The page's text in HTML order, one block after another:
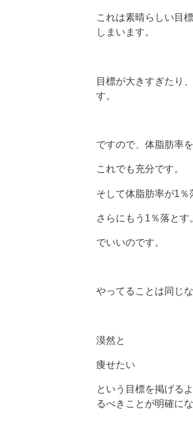
これは素晴らしい目
しまいます。
目標が大きすぎたり
す。
ですので、体脂肪率
これでも充分です。
そして体脂肪率が1
さらにもう1％落とす
でいいのです。
やってることは同じ
漠然と
痩せたい
という目標を掲げる
るべきことが明確に